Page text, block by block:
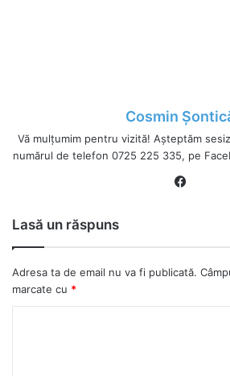
Cosmin
Vă mulțumim pentru vizită! Așteptăm
numărul de telefon 0725 225 335, pe
Lasă un răspuns
Adresa ta de email nu va fi publicată.
marcate cu *